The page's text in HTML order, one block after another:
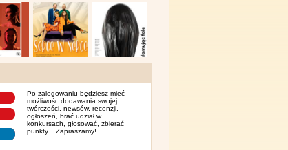
Po zalogowaniu będziesz mieć
możliwośc dodawania swojej
twórczości, newsów, recenzji,
ogłoszeń, brać udział w
konkursach, głosować, zbierać
punkty... Zapraszamy!